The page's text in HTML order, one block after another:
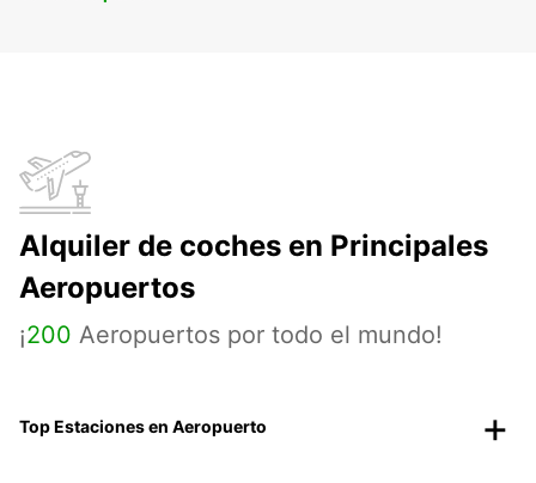
Alquiler de coches en Principales
Aeropuertos
¡200 Aeropuertos por todo el mundo!
Top Estaciones en Aeropuerto